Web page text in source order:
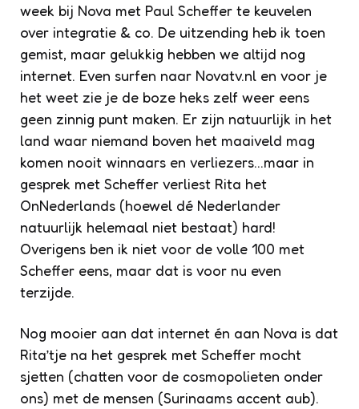
week bij Nova met Paul Scheffer te keuvelen
over integratie & co. De uitzending heb ik toen
gemist, maar gelukkig hebben we altijd nog
internet. Even surfen naar Novatv.nl en voor je
het weet zie je de boze heks zelf weer eens
geen zinnig punt maken. Er zijn natuurlijk in het
land waar niemand boven het maaiveld mag
komen nooit winnaars en verliezers…maar in
gesprek met Scheffer verliest Rita het
OnNederlands (hoewel dé Nederlander
natuurlijk helemaal niet bestaat) hard!
Overigens ben ik niet voor de volle 100 met
Scheffer eens, maar dat is voor nu even
terzijde.
Nog mooier aan dat internet én aan Nova is dat
Rita’tje na het gesprek met Scheffer mocht
sjetten (chatten voor de cosmopolieten onder
ons) met de mensen (Surinaams accent aub).